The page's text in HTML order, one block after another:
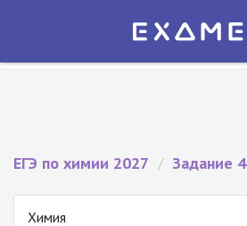
Экзамер — ЕГЭ 2027
ЕГЭ по химии 2027 / Задание 4
Химия